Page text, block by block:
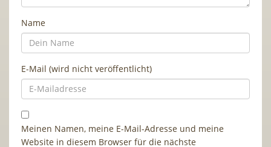
Name
E-Mail (wird nicht veröffentlicht)
Meinen Namen, meine E-Mail-Adresse und meine
Website in diesem Browser für die nächste